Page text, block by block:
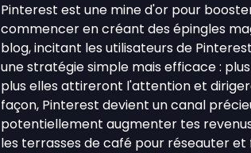
Pinterest est une mine d'or pour
commencer en créant des épingles
blog, incitant les utilisateurs de
une stratégie simple mais efficace :
plus elles attireront l'attention et
façon, Pinterest devient un canal
potentiellement augmenter tes
les terrasses de café pour réseauter et